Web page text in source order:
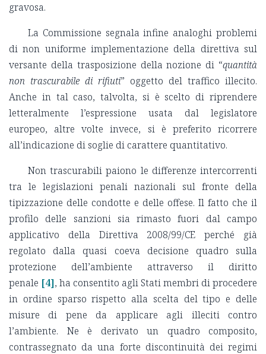
gravosa.
La Commissione segnala infine analoghi problemi
di non uniforme implementazione della direttiva sul
versante della trasposizione della nozione di “quantità
non trascurabile di rifiuti” oggetto del traffico illecito.
Anche in tal caso, talvolta, si è scelto di riprendere
letteralmente l’espressione usata dal legislatore
europeo, altre volte invece, si è preferito ricorrere
all’indicazione di soglie di carattere quantitativo.
Non trascurabili paiono le differenze intercorrenti
tra le legislazioni penali nazionali sul fronte della
tipizzazione delle condotte e delle offese. Il fatto che il
profilo delle sanzioni sia rimasto fuori dal campo
applicativo della Direttiva 2008/99/CE perché già
regolato dalla quasi coeva decisione quadro sulla
protezione dell’ambiente attraverso il diritto
penale [4], ha consentito agli Stati membri di procedere
in ordine sparso rispetto alla scelta del tipo e delle
misure di pene da applicare agli illeciti contro
l’ambiente. Ne è derivato un quadro composito,
contrassegnato da una forte discontinuità dei regimi